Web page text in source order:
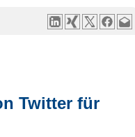
Twitter für